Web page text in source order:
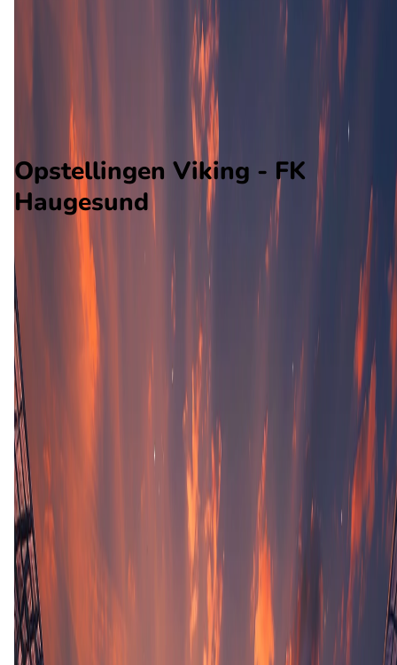
Voorbeschouwing
Opstellingen Viking - FK
Haugesund
FK Haugesund